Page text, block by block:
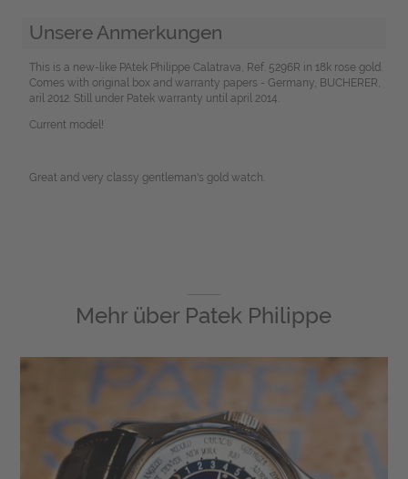
Unsere Anmerkungen
This is a new-like PAtek Philippe Calatrava, Ref. 5296R in 18k rose gold.
Comes with original box and warranty papers - Germany, BUCHERER,
aril 2012. Still under Patek warranty until april 2014.
Current model!
Great and very classy gentleman's gold watch.
Mehr über Patek Philippe